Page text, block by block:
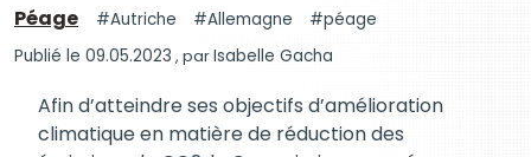
Péage Autriche Allemagne
péage
Publié le 09.05.2023 , parIsabelle Gacha
Afin d’atteindre ses objectifs d’amélioration
climatique en matière de réduction des